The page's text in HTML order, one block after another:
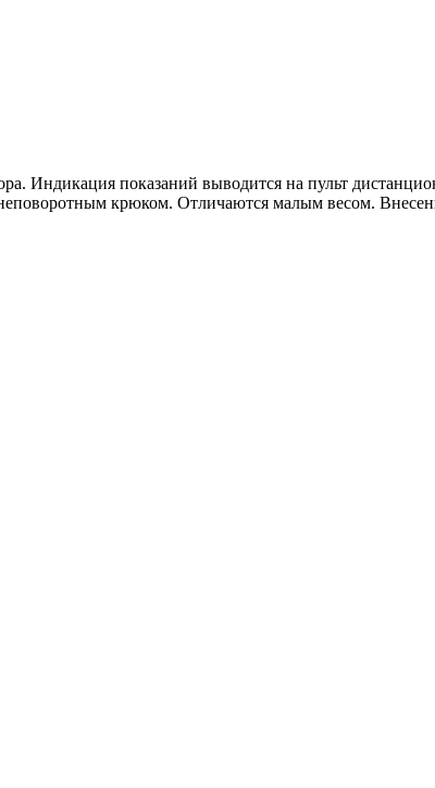
Индикация показаний выводится на пульт
крюком. Отличаются малым весом.